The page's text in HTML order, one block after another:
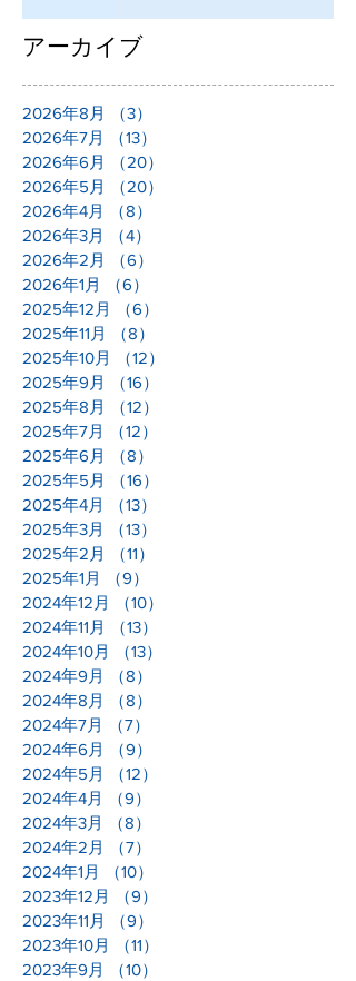
アーカイブ
2026年8月 （3）
2026年7月
（13）
2026年6月
（20）
2026年5月
（20）
2026年4月
（8）
2026年3月
（4）
2026年2月
（6）
2026年1月
（6）
2025年12月
（6）
2025年11月
（8）
2025年10月
（12）
2025年9月
（16）
2025年8月
（12）
2025年7月
（12）
2025年6月
（8）
2025年5月
（16）
2025年4月
（13）
2025年3月
（13）
2025年2月
（11）
2025年1月
（9）
2024年12月
（10）
2024年11月
（13）
2024年10月
（13）
2024年9月
（8）
2024年8月
（8）
2024年7月
（7）
2024年6月
（9）
2024年5月
（12）
2024年4月
（9）
2024年3月
（8）
2024年2月
（7）
2024年1月
（10）
2023年12月
（9）
2023年11月
（9）
2023年10月
（11）
2023年9月
（10）